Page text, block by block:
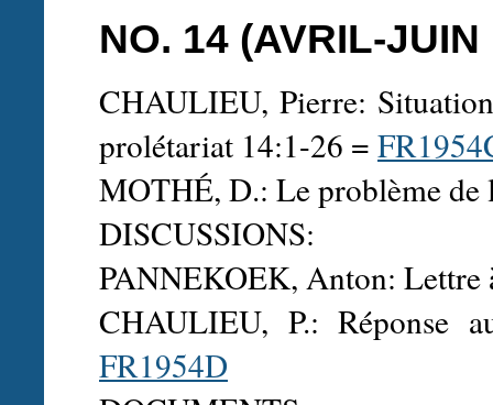
NO. 14 (AVRIL-JUIN
CHAULIEU, Pierre:
prolétariat 14:1-26 =
MOTHÉ, D.: Le problème
DISCUSSIONS:
PANNEKOEK, Anton: Lettre
CHAULIEU, P.: Réponse
FR1954D